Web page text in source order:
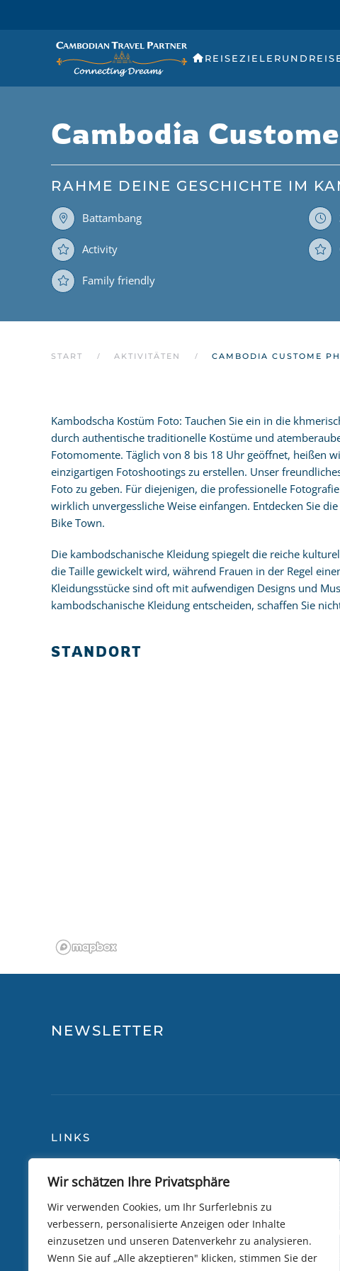
Wir schätzen Ihre Privatsphäre
Wir verwenden Cookies, um Ihr Surferlebnis zu
verbessern, personalisierte Anzeigen oder Inhalte
einzusetzen und unseren Datenverkehr zu analysieren.
Wenn Sie auf „Alle akzeptieren" klicken, stimmen Sie der
REISEZIELE
Cambodia
RAHME DEINE GESCHICHTE IM
Battambang
Activity
Family friendly
START AKTIVITÄTEN CAMBODIA CUSTOME
Kambodscha Kostüm Foto: Tauchen Sie ein in die
durch authentische traditionelle Kostüme und
Fotomomente. Täglich von 8 bis 18 Uhr geöffnet, heißen
einzigartigen Fotoshootings zu erstellen. Unser
Foto zu geben. Für diejenigen, die professionelle
wirklich unvergessliche Weise einfangen. Entdecken Sie
Bike Town.
Die kambodschanische Kleidung spiegelt die reiche
die Taille gewickelt wird, während Frauen in der Regel
Kleidungsstücke sind oft mit aufwendigen Designs und
kambodschanische Kleidung entscheiden, schaffen Sie
STANDORT
NEWSLETTER
LINKS
Blog
Reiseversicherung
Allgemeine Bedingungen
Datenschutzrichtlinie
Lily
Triple A